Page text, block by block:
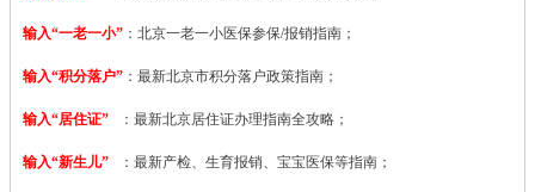
输入“一老一小” ：北京一老一小医保参保/报销指南；
输入“积分落户” ：最新北京市积分落户政策指南；
输入“居住证” ：最新北京居住证办理指南全攻略；
输入“新生儿” ：最新产检、生育报销、宝宝医保等指南；